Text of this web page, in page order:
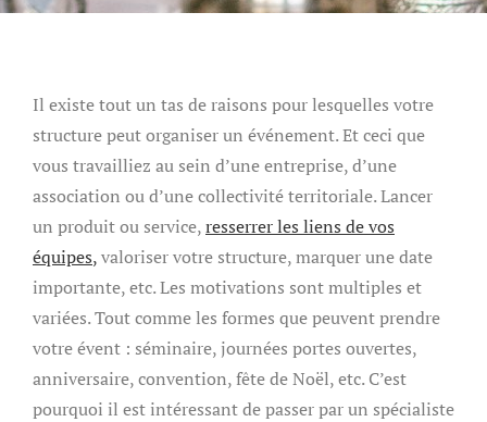
Il existe tout un tas de raisons pour lesquelles votre
structure peut organiser un événement. Et ceci que
vous travailliez au sein d’une entreprise, d’une
association ou d’une collectivité territoriale. Lancer
un produit ou service,resserrer les liens de vos
équipes,valoriser votre structure, marquer une date
importante, etc. Les motivations sont multiples et
variées. Tout comme les formes que peuvent prendre
votre évent : séminaire, journées portes ouvertes,
anniversaire, convention, fête de Noël, etc. C’est
pourquoi il est intéressant de passer par un spécialiste